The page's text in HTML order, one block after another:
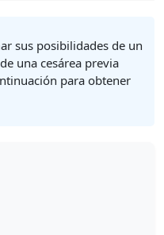
sus posibilidades de un
una cesárea previa
para obtener